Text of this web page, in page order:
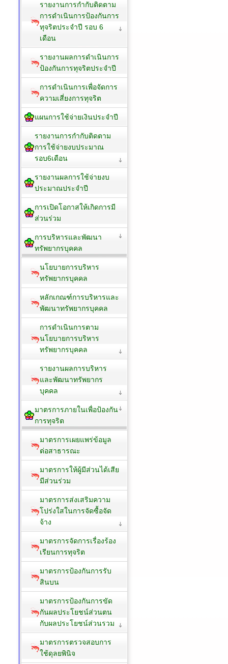
รายงานการกำกับติดตาม
การดำเนินการป้องกันการ
ทุจริตประจำปี รอบ 6
เดือน
รายงานผลการดำเนินการ
ป้องกันการทุจริตประจำปี
การดำเนินการเพื่อจัดการ
ความเสี่ยงการทุจริต
แผนการใช้จ่ายเงินประจำปี
รายงานการกำกับติดตาม
การใช้จ่ายงบประมาณ
รอบ6เดือน
รายงานผลการใช้จ่ายงบ
ประมาณประจำปี
การเปิดโอกาสให้เกิดการมี
ส่วนร่วม
การบริหารและพัฒนา
ทรัพยากรบุคคล
นโยบายการบริหาร
ทรัพยากรบุคคล
หลักเกณฑ์การบริหารและ
พัฒนาทรัพยากรบุคคล
การดำเนินการตาม
นโยบายการบริหาร
ทรัพยากรบุคคล
รายงานผลการบริหาร
และพัฒนาทรัพยากร
บุคคล
มาตรการภายในเพื่อป้องกัน
การทุจริต
มาตรการเผยแพร่ข้อมูล
ต่อสาธารณะ
มาตรการให้ผู้มีส่วนได้เสีย
มีส่วนร่วม
มาตรการส่งเสริมความ
โปร่งใสในการจัดซื้อจัด
จ้าง
มาตรการจัดการเรื่องร้อง
เรียนการทุจริต
มาตรการป้องกันการรับ
สินบน
มาตรการป้องกันการขัด
กันผลประโยชน์ส่วนตน
กับผลประโยชน์ส่วนรวม
มาตรการตรวจสอบการ
ใช้ดุลยพินิจ